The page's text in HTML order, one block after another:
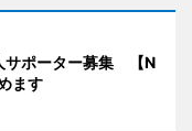
サポーター募集 【N
ます